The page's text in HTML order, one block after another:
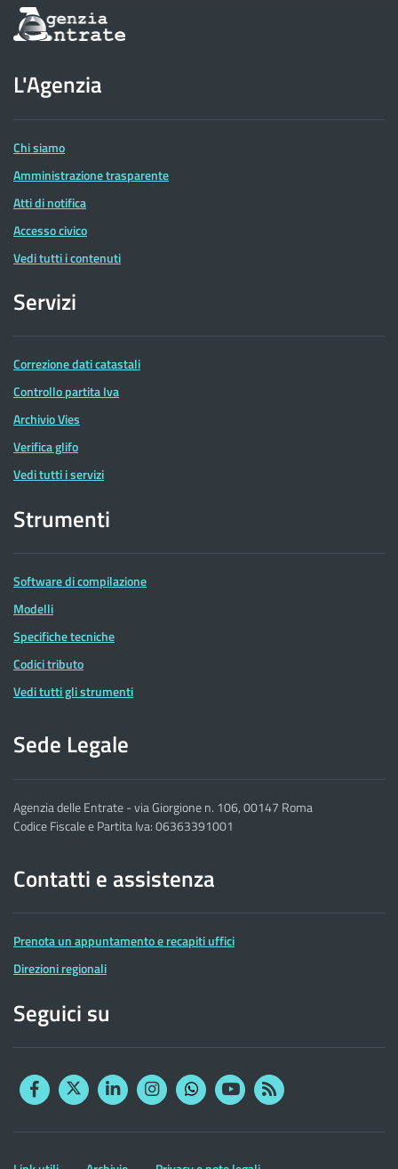
Informazioni
sul
dell'Agenzia
delle
Entrate
L'Agenzia
Chi siamo
Amministrazione trasparente
Atti di notifica
Accesso civico
Vedi tutti i contenuti
Servizi
Correzione dati catastali
Controllo partita Iva
Archivio Vies
Verifica glifo
Vedi tutti i servizi
Strumenti
Software di compilazione
Modelli
Specifiche tecniche
Codici tributo
Vedi tutti gli strumenti
Sede Legale
Agenzia delle Entrate - via Giorgione n. 106, 00147 Roma
Codice Fiscale e Partita Iva: 06363391001
Contatti e assistenza
Prenota un appuntamento e recapiti uffici
Direzioni regionali
Seguici su
FacebookTwitterLinkedinInstagram
YouTubeRSS
Altre